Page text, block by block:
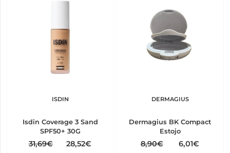
ISDIN
Isdin Coverage 3 Sand
SPF50+ 30G
31,69€ 28,52€
DERMAGIUS
Dermagius BK Compact
Estojo
8,90€ 6,01€